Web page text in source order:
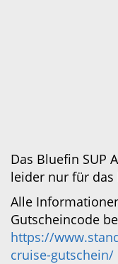
Das Bluefin SUP
leider nur für das
Alle
Gutscheincode
https://
cruise-gutschein/